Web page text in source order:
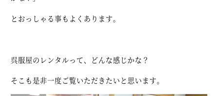
とおっしゃる事もよくあります。
呉服屋のレンタルって、どんな感じかな？
そこも是非一度ご覧いただきたいと思います。